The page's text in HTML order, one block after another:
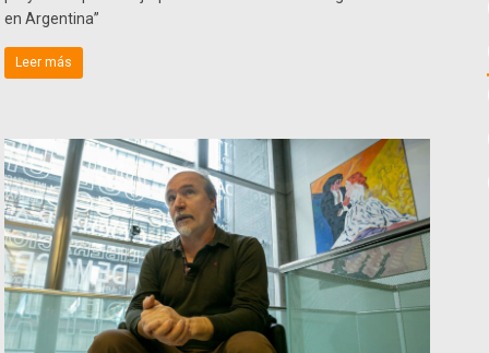
en Argentina”
Leer más